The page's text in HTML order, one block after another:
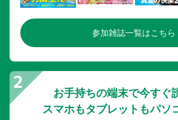
参加雑誌一覧はこちら
お手持ちの端末で今すぐ
スマホもタブレットもパソ